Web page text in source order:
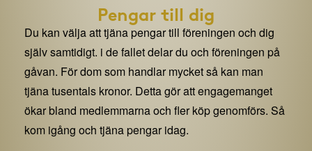
Pengar till dig
Du kan välja att tjäna pengar till föreningen och dig
själv samtidigt. i de fallet delar du och föreningen på
gåvan. För dom som handlar mycket så kan man
tjäna tusentals kronor. Detta gör att engagemanget
ökar bland medlemmarna och fler köp genomförs. Så
kom igång och tjäna pengar idag.